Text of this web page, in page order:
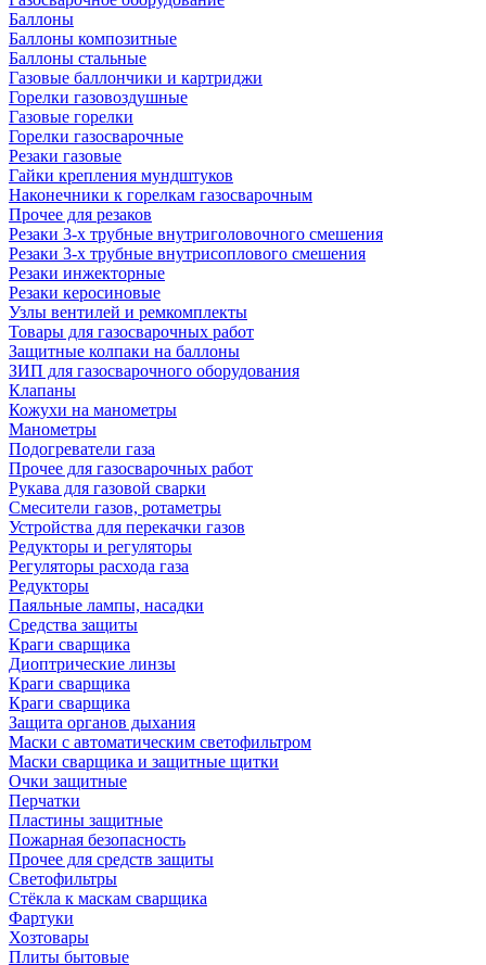
Баллоны
Баллоны композитные
Баллоны стальные
Газовые баллончики и картриджи
Горелки газовоздушные
Газовые горелки
Горелки газосварочные
Резаки газовые
Гайки крепления мундштуков
Наконечники к горелкам газосварочным
Прочее для резаков
Резаки 3-х трубные внутриголовочного смешения
Резаки 3-х трубные внутрисоплового смешения
Резаки инжекторные
Резаки керосиновые
Узлы вентилей и ремкомплекты
Товары для газосварочных работ
Защитные колпаки на баллоны
ЗИП для газосварочного оборудования
Клапаны
Кожухи на манометры
Манометры
Подогреватели газа
Прочее для газосварочных работ
Рукава для газовой сварки
Смесители газов, ротаметры
Устройства для перекачки газов
Редукторы и регуляторы
Регуляторы расхода газа
Редукторы
Паяльные лампы, насадки
Средства защиты
Краги сварщика
Диоптрические линзы
Краги сварщика
Краги сварщика
Защита органов дыхания
Маски с автоматическим светофильтром
Маски сварщика и защитные щитки
Очки защитные
Перчатки
Пластины защитные
Пожарная безопасность
Прочее для средств защиты
Светофильтры
Стёкла к маскам сварщика
Фартуки
Хозтовары
Плиты бытовые